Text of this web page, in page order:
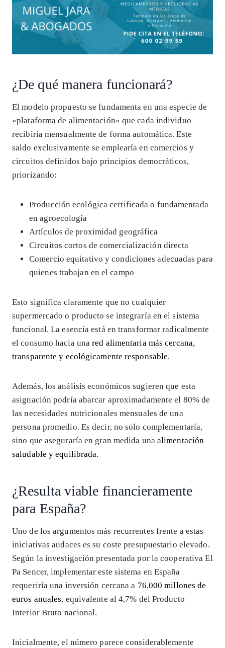
¿De qué manera funcionará?
El modelo propuesto se fundamenta en una especie de
«plataforma de alimentación» que cada individuo
recibiría mensualmente de forma automática. Este
saldo exclusivamente se emplearía en comercios y
circuitos definidos bajo principios democráticos,
priorizando:
Producción ecológica certificada o fundamentada
en agroecología
Artículos de proximidad geográfica
Circuitos cortos de comercialización directa
Comercio equitativo y condiciones adecuadas para
quienes trabajan en el campo
Esto significa claramente que no cualquier
supermercado o producto se integraría en el sistema
funcional. La esencia está en transformar radicalmente
el consumo hacia unared alimentaria más cercana,
transparente y ecológicamente responsable.
Además, los análisis económicos sugieren que esta
asignación podría abarcar aproximadamente el 80% de
las necesidades nutricionales mensuales de una
persona promedio. Es decir, no solo complementaría,
sino que aseguraría en gran medida una alimentación
saludable y equilibrada.
¿Resulta viable financieramente
para España?
Uno de los argumentos más recurrentes frente a estas
iniciativas audaces es su coste presupuestario elevado.
Según la investigación presentada por la cooperativa El
Pa Sencer, implementar este sistema en España
requeriría una inversión cercana a 76.000 millones de
euros anuales, equivalente al 4,7% del Producto
Interior Bruto nacional.
Inicialmente, el número parece considerablemente